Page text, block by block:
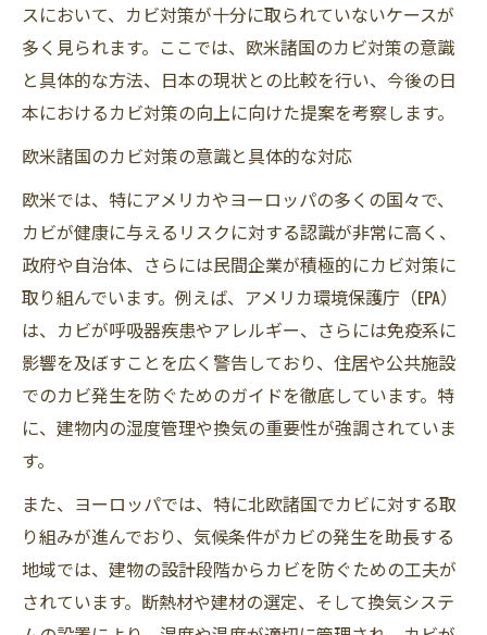
スにおいて、カビ対策が十分に取られていないケースが
多く見られます。ここでは、欧米諸国のカビ対策の意識
と具体的な方法、日本の現状との比較を行い、今後の日
本におけるカビ対策の向上に向けた提案を考察します。
欧米諸国のカビ対策の意識と具体的な対応
欧米では、特にアメリカやヨーロッパの多くの国々で、
カビが健康に与えるリスクに対する認識が非常に高く、
政府や自治体、さらには民間企業が積極的にカビ対策に
取り組んでいます。例えば、アメリカ環境保護庁（EPA）
は、カビが呼吸器疾患やアレルギー、さらには免疫系に
影響を及ぼすことを広く警告しており、住居や公共施設
でのカビ発生を防ぐためのガイドを徹底しています。特
に、建物内の湿度管理や換気の重要性が強調されていま
す。
また、ヨーロッパでは、特に北欧諸国でカビに対する取
り組みが進んでおり、気候条件がカビの発生を助長する
地域では、建物の設計段階からカビを防ぐための工夫が
されています。断熱材や建材の選定、そして換気システ